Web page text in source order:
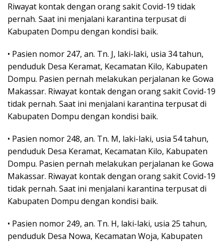
Riwayat kontak dengan orang sakit Covid-19 tidak
pernah. Saat ini menjalani karantina terpusat di
Kabupaten Dompu dengan kondisi baik.
• Pasien nomor 247, an. Tn. J, laki-laki, usia 34 tahun,
penduduk Desa Keramat, Kecamatan Kilo, Kabupaten
Dompu. Pasien pernah melakukan perjalanan ke Gowa
Makassar. Riwayat kontak dengan orang sakit Covid-19
tidak pernah. Saat ini menjalani karantina terpusat di
Kabupaten Dompu dengan kondisi baik.
• Pasien nomor 248, an. Tn. M, laki-laki, usia 54 tahun,
penduduk Desa Keramat, Kecamatan Kilo, Kabupaten
Dompu. Pasien pernah melakukan perjalanan ke Gowa
Makassar. Riwayat kontak dengan orang sakit Covid-19
tidak pernah. Saat ini menjalani karantina terpusat di
Kabupaten Dompu dengan kondisi baik.
• Pasien nomor 249, an. Tn. H, laki-laki, usia 25 tahun,
penduduk Desa Nowa, Kecamatan Woja, Kabupaten